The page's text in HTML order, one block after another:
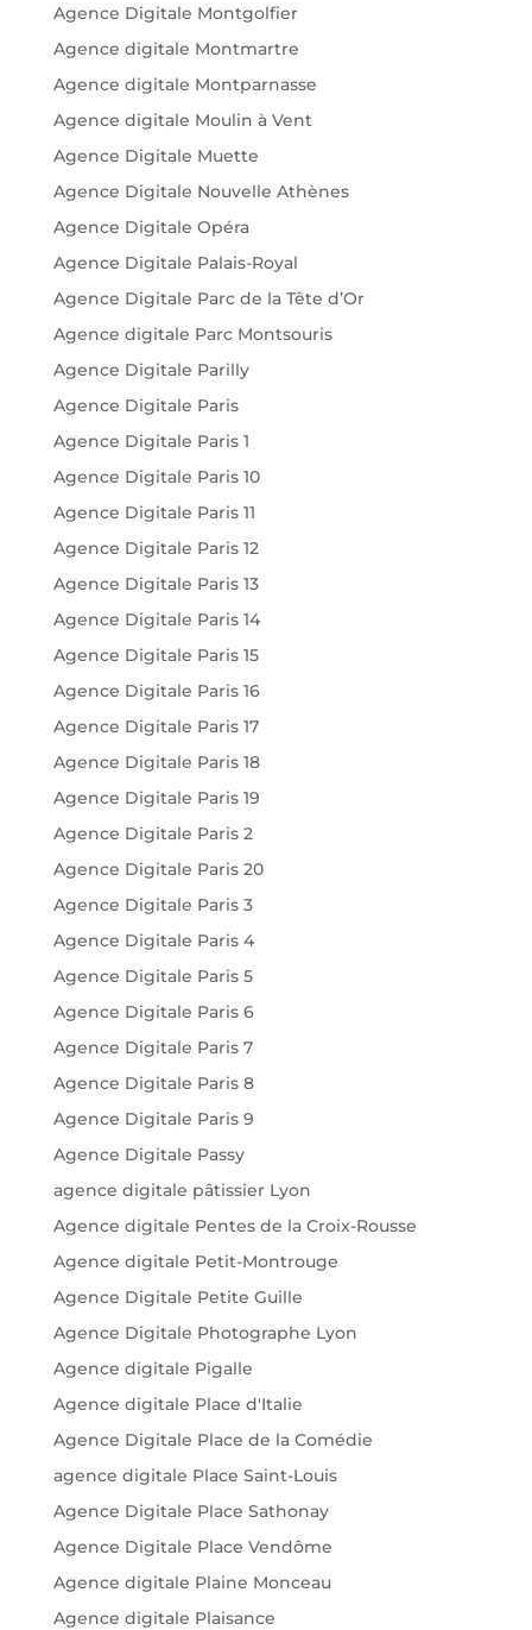
Agence Digitale Montgolfier
Agence digitale Montmartre
Agence digitale Montparnasse
Agence digitale Moulin à Vent
Agence Digitale Muette
Agence Digitale Nouvelle Athènes
Agence Digitale Opéra
Agence Digitale Palais-Royal
Agence Digitale Parc de la Tête d’Or
Agence digitale Parc Montsouris
Agence Digitale Parilly
Agence Digitale Paris
Agence Digitale Paris 1
Agence Digitale Paris 10
Agence Digitale Paris 11
Agence Digitale Paris 12
Agence Digitale Paris 13
Agence Digitale Paris 14
Agence Digitale Paris 15
Agence Digitale Paris 16
Agence Digitale Paris 17
Agence Digitale Paris 18
Agence Digitale Paris 19
Agence Digitale Paris 2
Agence Digitale Paris 20
Agence Digitale Paris 3
Agence Digitale Paris 4
Agence Digitale Paris 5
Agence Digitale Paris 6
Agence Digitale Paris 7
Agence Digitale Paris 8
Agence Digitale Paris 9
Agence Digitale Passy
agence digitale pâtissier Lyon
Agence digitale Pentes de la Croix-Rousse
Agence digitale Petit-Montrouge
Agence Digitale Petite Guille
Agence Digitale Photographe Lyon
Agence digitale Pigalle
Agence digitale Place d'Italie
Agence Digitale Place de la Comédie
agence digitale Place Saint-Louis
Agence Digitale Place Sathonay
Agence Digitale Place Vendôme
Agence digitale Plaine Monceau
Agence digitale Plaisance